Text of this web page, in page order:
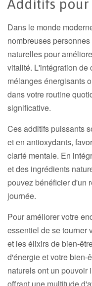
Additifs
Dans le monde
nombreuses
naturelles pour
vitalité. L'intégration de
mélanges énergisants
dans votre routine
significative.
Ces additifs puissants
et en antioxydants,
clarté mentale. En
et des ingrédients
pouvez bénéficier d'un
journée.
Pour améliorer votre
essentiel de se tourner
et les élixirs de bien-
d'énergie et votre bien-
naturels ont un pouvoir